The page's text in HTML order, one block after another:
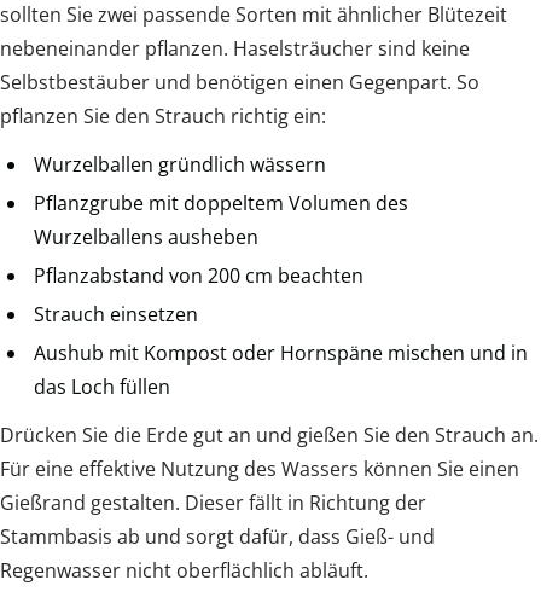
sollten Sie zwei passende Sorten mit ähnlicher Blütezeit
nebeneinander pflanzen. Haselsträucher sind keine
Selbstbestäuber und benötigen einen Gegenpart. So
pflanzen Sie den Strauch richtig ein:
Wurzelballen gründlich wässern
Pflanzgrube mit doppeltem Volumen des
Wurzelballens ausheben
Pflanzabstand von 200 cm beachten
Strauch einsetzen
Aushub mit Kompost oder Hornspäne mischen und in
das Loch füllen
Drücken Sie die Erde gut an und gießen Sie den Strauch an.
Für eine effektive Nutzung des Wassers können Sie einen
Gießrand gestalten. Dieser fällt in Richtung der
Stammbasis ab und sorgt dafür, dass Gieß- und
Regenwasser nicht oberflächlich abläuft.